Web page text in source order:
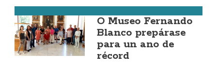
O Museo Fernando
Blanco prepárase
para un ano de
récord